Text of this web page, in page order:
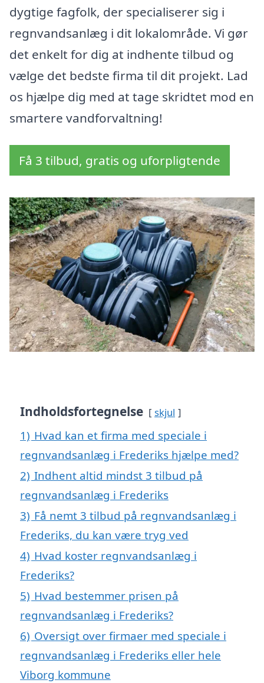
dygtige fagfolk, der specialiserer sig i
regnvandsanlæg i dit lokalområde. Vi gør
det enkelt for dig at indhente tilbud og
vælge det bedste firma til dit projekt. Lad
os hjælpe dig med at tage skridtet mod en
smartere vandforvaltning!
Få 3 tilbud, gratis og uforpligtende
Indholdsfortegnelse skjul
1) Hvad kan et firma med speciale i
regnvandsanlæg i Frederiks hjælpe med?
2) Indhent altid mindst 3 tilbud på
regnvandsanlæg i Frederiks
3) Få nemt 3 tilbud på regnvandsanlæg i
Frederiks, du kan være tryg ved
4) Hvad koster regnvandsanlæg i
Frederiks?
5) Hvad bestemmer prisen på
regnvandsanlæg i Frederiks?
6) Oversigt over firmaer med speciale i
regnvandsanlæg i Frederiks eller hele
Viborg kommune